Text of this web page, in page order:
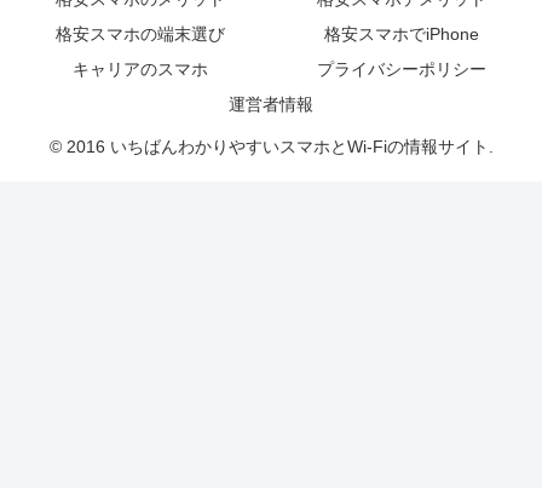
格安スマホの端末選び
格安スマホでiPhone
キャリアのスマホ
プライバシーポリシー
運営者情報
© 2016 いちばんわかりやすいスマホとWi-Fiの情報サイト.